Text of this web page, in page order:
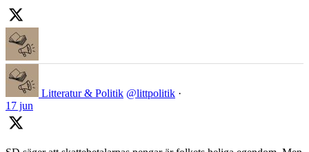
Litteratur & Politik @littpolitik ·
17 jun